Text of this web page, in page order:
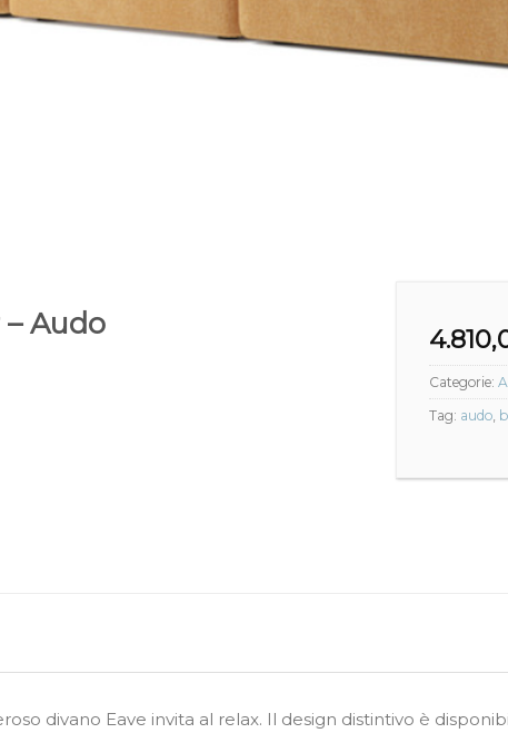
– Audo
Categorie:
Tag: audo
divano Eave invita al relax. Il design distintivo è